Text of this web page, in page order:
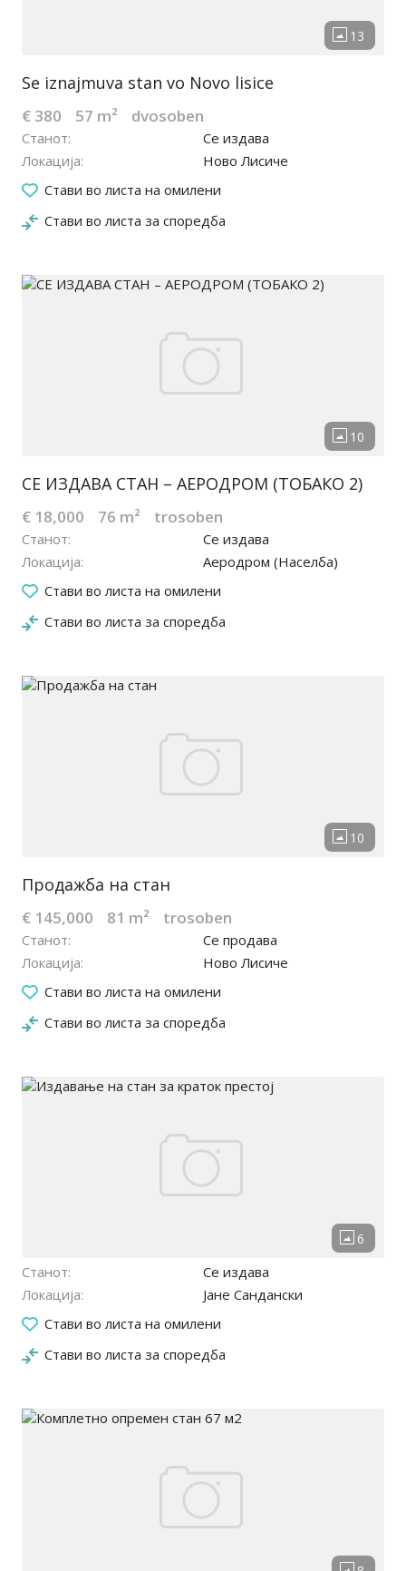
Se iznajmuva stan vo Novo lisice
€ 380 57 m² dvosoben
Станот
Се издава
Локација
Ново Лисиче
Стави во листа на омилени
Стави во листа за споредба
13.05.2026
СЕ ИЗДАВА СТАН – АЕРОДРОМ (ТОБАКО 2)
€ 18,000 76 m² trosoben
Станот
Се издава
Локација
Аеродром (Населба)
Стави во листа на омилени
Стави во листа за споредба
26.04.2026
Продажба на стан
€ 145,000 81 m² trosoben
Станот
Се продава
Локација
Ново Лисиче
Стави во листа на омилени
Стави во листа за споредба
21.04.2026
Станот
Се издава
Локација
Јане Сандански
Стави во листа на омилени
Стави во листа за споредба
16.04.2026